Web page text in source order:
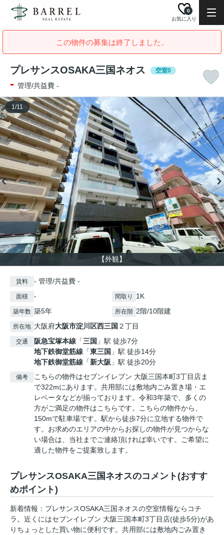
お気に入り
0
この物件の募集は終了しました。
プレサンスOSAKA三国ネオス 空室0
- 管理/共益費 -
【外観】
1/11
賃料 - 管理/共益費 -
面積 - 間取り 1K
築年数 築5年 所在階 2階/10階建
所在地 大阪府大阪市淀川区西三国 ２丁目
交通 阪急宝塚本線 「三国 」駅 徒歩7分
地下鉄御堂筋線 「東三国 」駅 徒歩14分
地下鉄御堂筋線 「新大阪 」駅 徒歩20分
備考
こちらの物件はセブンイレブン 大阪三国本町3丁目店ま
で322mにあります。共用部には敷地内ごみ置き場・エ
レベータなどが揃っております。令和3年築で、多くの
方がご満足の物件はこちらです。こちらの物件から、
150mで駐車場です。駅から徒歩7分に立地する物件で
す。お求めのエリアの中からお探しの物件が見つからな
い場合は、当社までご連絡頂ければ幸いです。ご希望に
適した物件をご提案致します。
プレサンスOSAKA三国ネオスのコメント(おすす
めポイント)
新着情報：プレサンスOSAKA三国ネオスの空室情報ならコチ
ラ。近くにはセブンイレブン 大阪三国本町3丁目店(徒歩5分)があ
りちょっとした買い物に便利です。共用部には敷地内ごみ置き